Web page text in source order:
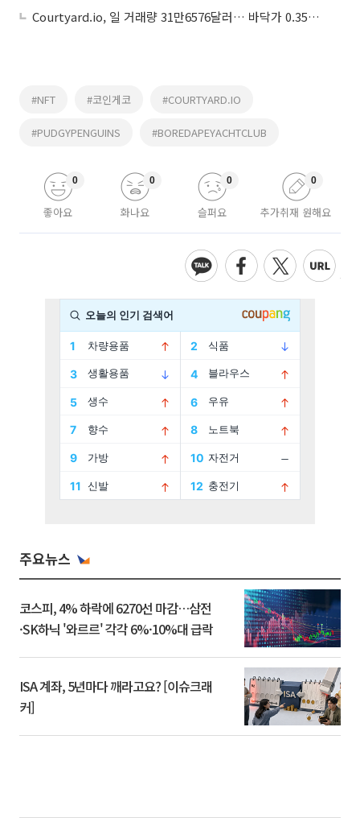
Courtyard.io, 일 거래량 31만6576달러… 바닥가 0.35달러
#NFT #코인게코 #COURTYARD.IO
#PUDGYPENGUINS #BOREDAPEYACHTCLUB
좋아요
0
화나요
0
슬퍼요
0
추가취재 원해요
0
주요뉴스
코스피, 4% 하락에 6270선 마감…삼전
·SK하닉 '와르르' 각각 6%·10%대 급락
ISA 계좌, 5년마다 깨라고요? [이슈크래
커]